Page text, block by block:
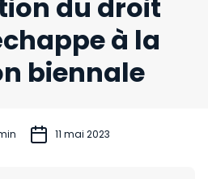
du droit
à la
biennale
11 mai 2023